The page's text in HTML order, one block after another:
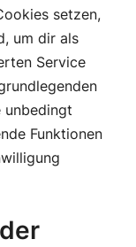
setzen,
um dir als
Service
unbedingt
Funktionen